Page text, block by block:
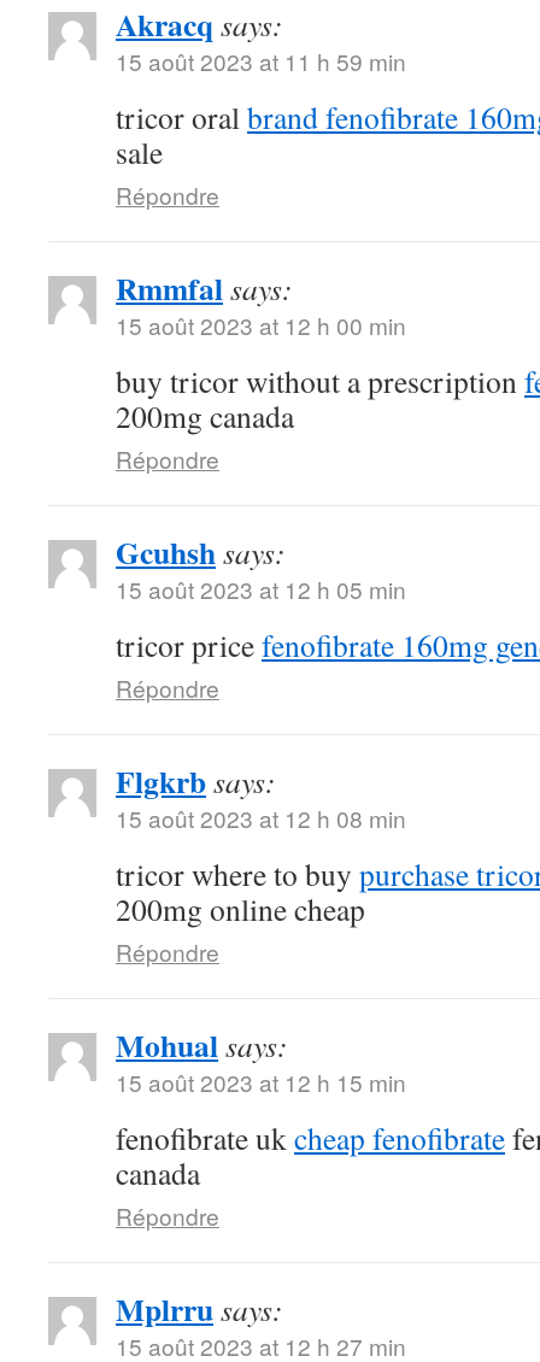
Akracq says:
15 août 2023 at 11 h 59 min
tricor oralbrand fenofibrate
sale
Répondre
Rmmfalsays:
15 août 2023 at 12 h 00 min
buy tricor without a prescription
200mg canada
Répondre
Gcuhshsays:
15 août 2023 at 12 h 05 min
tricor pricefenofibrate 160mg
Répondre
Flgkrbsays:
15 août 2023 at 12 h 08 min
tricor where to buy purchase
200mg online cheap
Répondre
Mohualsays:
15 août 2023 at 12 h 15 min
fenofibrate ukcheap fenofibrate
canada
Répondre
Mplrrusays:
15 août 2023 at 12 h 27 min